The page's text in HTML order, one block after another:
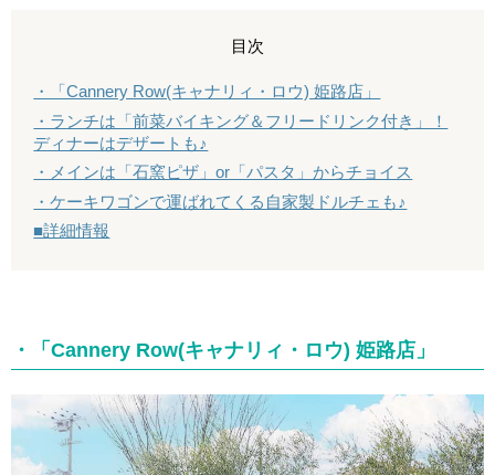
目次
・「Cannery Row(キャナリィ・ロウ) 姫路店」
・ランチは「前菜バイキング＆フリードリンク付き」！
ディナーはデザートも♪
・メインは「石窯ピザ」or「パスタ」からチョイス
・ケーキワゴンで運ばれてくる自家製ドルチェも♪
■詳細情報
・「Cannery Row(キャナリィ・ロウ) 姫路店」